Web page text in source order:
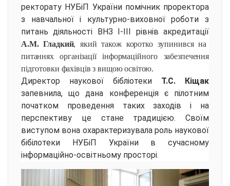
ректорату НУБіП України помічник проректора
з навчальної і культурно-виховної роботи з
питань діяльності ВНЗ I-III рівнів акредитації
А.М. Гладкий, який також коротко зупинився на
питаннях організації інформаційного забезпечення
підготовки фахівців з вищою освітою.
Директор наукової бібліотеки Т.С. Кіщак
запевнила, що дана конференція є пілотним
початком проведення таких заходів і на
перспективу це стане традицією. Своїм
виступом вона охарактеризувала роль наукової
бібілотеки НУБіП України в сучасному
інформаційно-освітньому просторі.